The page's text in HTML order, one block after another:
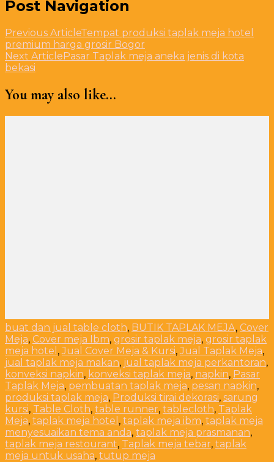
Post Navigation
Previous ArticleTempat produksi taplak meja hotel
premium harga grosir Bogor
Next Article Pasar Taplak meja aneka jenis di kota
bekasi
You may also like...
buat dan jual table cloth, BUTIK TAPLAK MEJA, Cover
Meja, Cover meja Ibm, grosir taplak meja, grosir taplak
meja hotel ,Jual Cover Meja & Kursi,Jual Taplak Meja,
jual taplak meja makan, jual taplak meja perkantoran,
konveksi napkin, konveksi taplak meja, napkin, Pasar
Taplak Meja, pembuatan taplak meja, pesan napkin,
produksi taplak meja, Produksi tirai dekorasi, sarung
kursi, Table Cloth, table runner, tablecloth, Taplak
Meja, taplak meja hotel , taplak meja ibm, taplak meja
menyesuaikan tema anda, taplak meja prasmanan,
taplak meja restourant, Taplak meja tebar, taplak
meja untuk usaha, tutup meja